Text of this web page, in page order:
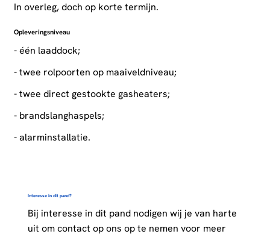
In overleg, doch op korte termijn.
Opleveringsniveau
- één laaddock;
- twee rolpoorten op maaiveldniveau;
- twee direct gestookte gasheaters;
- brandslanghaspels;
- alarminstallatie.
Interesse in dit pand?
Bij interesse in dit pand nodigen wij je van harte
uit om contact op ons op te nemen voor meer